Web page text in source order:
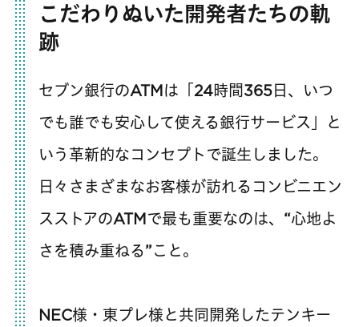
こだわりぬいた開発者たちの軌
跡
セブン銀行のATMは「24時間365日、いつ
でも誰でも安心して使える銀行サービス」と
いう革新的なコンセプトで誕生しました。
日々さまざまなお客様が訪れるコンビニエン
スストアのATMで最も重要なのは、“心地よ
さを積み重ねる”こと。
NEC様・東プレ様と共同開発したテンキー